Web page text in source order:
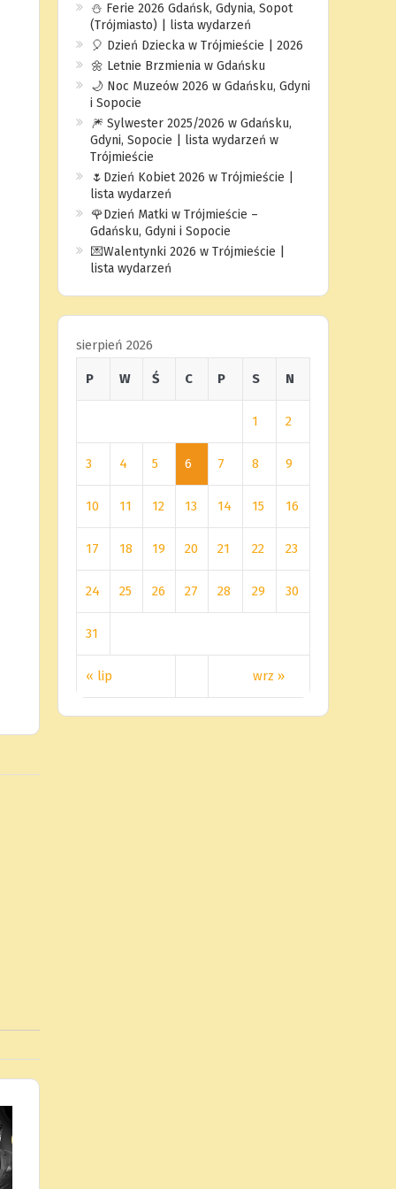
⛄️ Ferie 2026 Gdańsk, Gdynia, Sopot
(Trójmiasto) | lista wydarzeń
🎈 Dzień Dziecka w Trójmieście | 2026
🌼 Letnie Brzmienia w Gdańsku
🌙 Noc Muzeów 2026 w Gdańsku, Gdyni
i Sopocie
🎆 Sylwester 2025/2026 w Gdańsku,
Gdyni, Sopocie | lista wydarzeń w
Trójmieście
🌷Dzień Kobiet 2026 w Trójmieście |
lista wydarzeń
🌹Dzień Matki w Trójmieście –
Gdańsku, Gdyni i Sopocie
💌Walentynki 2026 w Trójmieście |
lista wydarzeń
sierpień 2026
P W Ś C P S N
« lip wrz »
1 2
3 4 5 6 7 8 9
10 11 12 13 14 15 16
17 18 19 20 21 22 23
24 25 26 27 28 29 30
31